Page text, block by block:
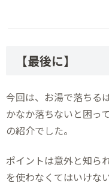
【最後に】
今回は、お湯で落ちる
かなか落ちないと困っ
の紹介でした。
ポイントは意外と知ら
を使わなくてはいけな